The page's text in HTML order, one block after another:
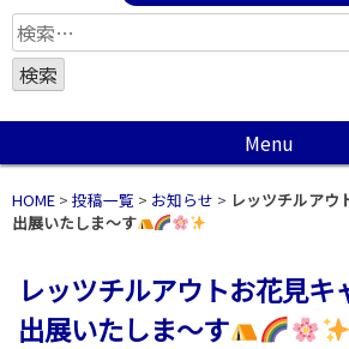
検
索:
Menu
HOME > 投稿一覧 > お知らせ > レッツチルアウ
出展いたしま～す
レッツチルアウトお花見キ
出展いたしま～す